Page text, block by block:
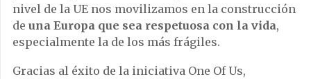
nivel de la UE nos movilizamos en la construcción
de una Europa que sea respetuosa con la vida,
especialmente la de los más frágiles.
Gracias al éxito de la iniciativa One Of Us,